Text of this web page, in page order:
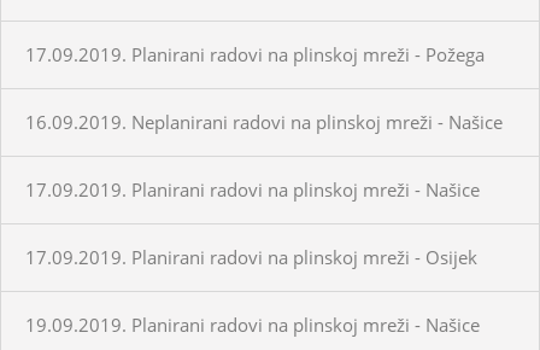
17.09.2019. Planirani radovi na plinskoj mreži - Požega
16.09.2019. Neplanirani radovi na plinskoj mreži - Našice
17.09.2019. Planirani radovi na plinskoj mreži - Našice
17.09.2019. Planirani radovi na plinskoj mreži - Osijek
19.09.2019. Planirani radovi na plinskoj mreži - Našice